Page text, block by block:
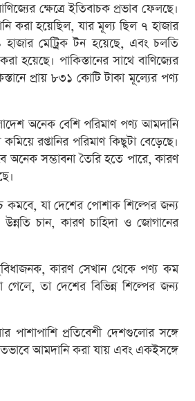
ক্ষেত্রে ইতিবাচক প্রভাব ফেলছে।
করা হয়েছিল, যার মূল্য ছিল ৭ হাজার
মেট্রিক টন হয়েছে, এবং চলতি
হয়েছে। পাকিস্তানের সাথে বাণিজ্যের
প্রায় ৮৩১ কোটি টাকা মূল্যের পণ্য
অনেক বেশি পরিমাণ পণ্য আমদানি
রপ্তানির পরিমাণ কিছুটা বেড়েছে।
অনেক সম্ভাবনা তৈরি হতে পারে, কারণ
কমবে, যা দেশের পোশাক শিল্পের জন্য
চান, কারণ চাহিদা ও জোগানের
কারণ সেখান থেকে পণ্য কম
তা দেশের বিভিন্ন শিল্পের জন্য
পাশাপাশি প্রতিবেশী দেশগুলোর সঙ্গে
আমদানি করা যায় এবং একইসঙ্গে